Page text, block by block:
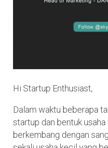
Hi Startup Enthusiast,
Dalam waktu beberapa
startup dan bentuk
berkembang dengan